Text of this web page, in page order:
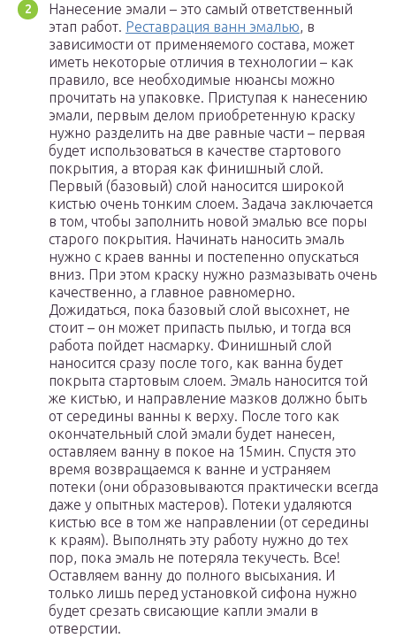
Нанесение эмали – это самый ответственный
этап работ. Реставрация ванн эмалью, в
зависимости от применяемого состава, может
иметь некоторые отличия в технологии – как
правило, все необходимые нюансы можно
прочитать на упаковке. Приступая к нанесению
эмали, первым делом приобретенную краску
нужно разделить на две равные части – первая
будет использоваться в качестве стартового
покрытия, а вторая как финишный слой.
Первый (базовый) слой наносится широкой
кистью очень тонким слоем. Задача заключается
в том, чтобы заполнить новой эмалью все поры
старого покрытия. Начинать наносить эмаль
нужно с краев ванны и постепенно опускаться
вниз. При этом краску нужно размазывать очень
качественно, а главное равномерно.
Дожидаться, пока базовый слой высохнет, не
стоит – он может припасть пылью, и тогда вся
работа пойдет насмарку. Финишный слой
наносится сразу после того, как ванна будет
покрыта стартовым слоем. Эмаль наносится той
же кистью, и направление мазков должно быть
от середины ванны к верху. После того как
окончательный слой эмали будет нанесен,
оставляем ванну в покое на 15мин. Спустя это
время возвращаемся к ванне и устраняем
потеки (они образовываются практически всегда
даже у опытных мастеров). Потеки удаляются
кистью все в том же направлении (от середины
к краям). Выполнять эту работу нужно до тех
пор, пока эмаль не потеряла текучесть. Все!
Оставляем ванну до полного высыхания. И
только лишь перед установкой сифона нужно
будет срезать свисающие капли эмали в
отверстии.